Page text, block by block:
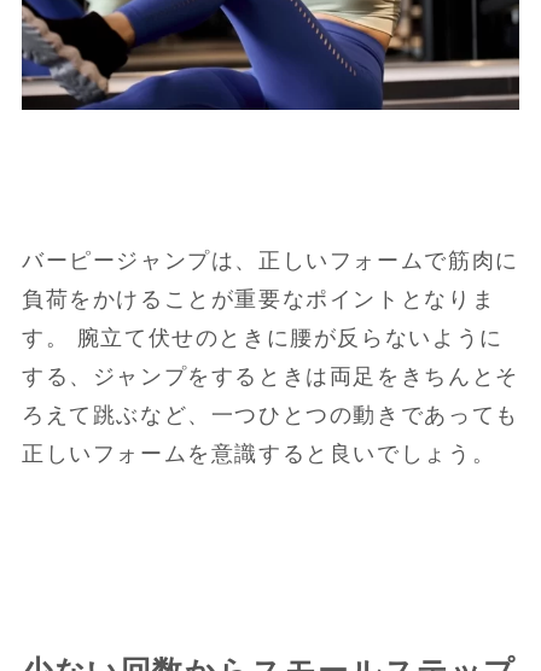
バーピージャンプは、正しいフォームで筋肉に
負荷をかけることが重要なポイントとなりま
す。 腕立て伏せのときに腰が反らないように
する、ジャンプをするときは両足をきちんとそ
ろえて跳ぶなど、一つひとつの動きであっても
正しいフォームを意識すると良いでしょう。